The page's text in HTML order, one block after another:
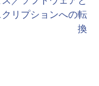
リプションへの転
換